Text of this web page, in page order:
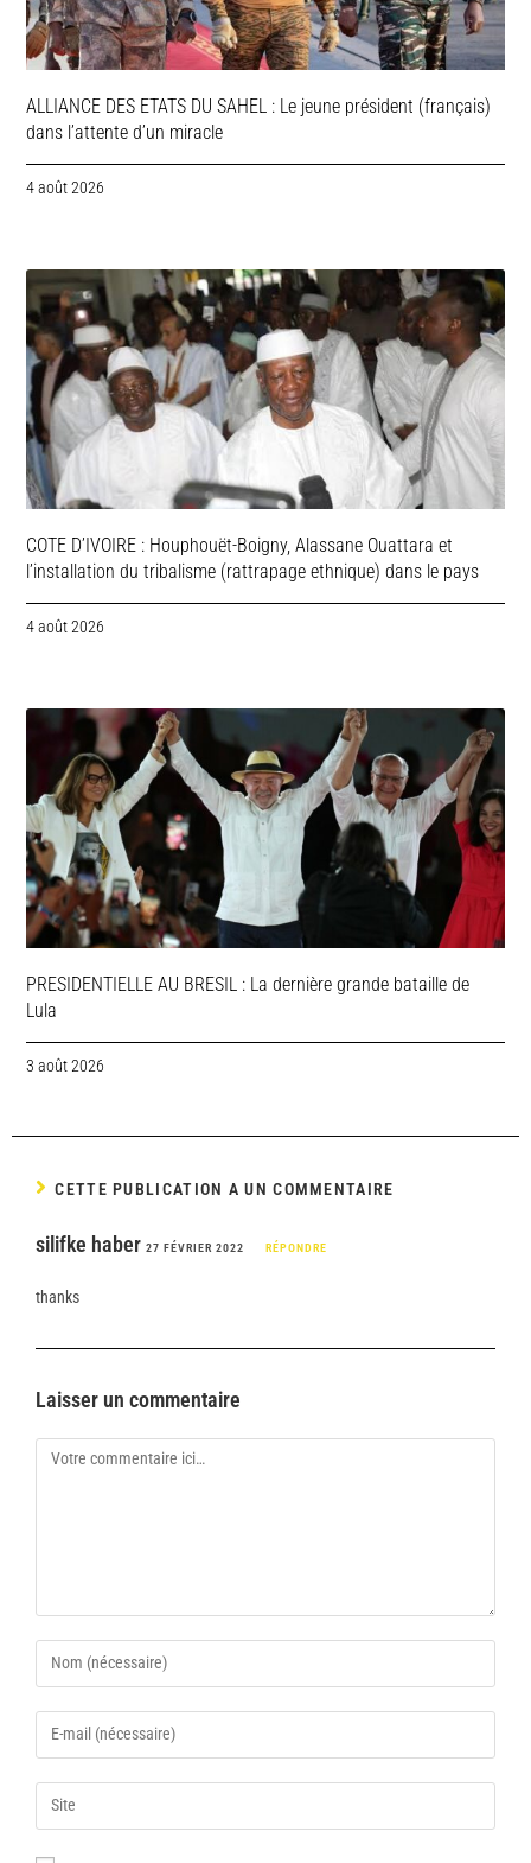
ALLIANCE DES ETATS DU SAHEL : Le jeune président (français)
dans l’attente d’un miracle
4 août 2026
COTE D’IVOIRE : Houphouët-Boigny, Alassane Ouattara et
l’installation du tribalisme (rattrapage ethnique) dans le pays
4 août 2026
PRESIDENTIELLE AU BRESIL : La dernière grande bataille de
Lula
3 août 2026
CETTE PUBLICATION A UN COMMENTAIRE
silifke haber 27 FÉVRIER 2022 RÉPONDRE
thanks
Laisser un commentaire